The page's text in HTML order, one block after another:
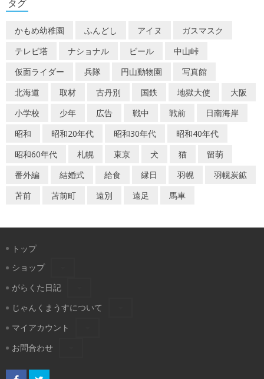
ン
タグ
かもめ幼稚園 ふんどし アイヌ
ガスマスク
テレビ塔
ナショナル ビール
中山峠
仮面ライダー
兵隊 円山動物園
写真館
北海道
取材 古丹別 国鉄 地獄大使
大阪
小学校
少年 広告 戦中 戦前
日南海岸
昭和
昭和20年代 昭和30年代
昭和40年代
昭和60年代
札幌 東京 犬 猫
留萌
番外編
結婚式 給食 縁日 羽幌
羽幌炭鉱
苫前
苫前町 遠別 遠足 馬車
トップ
ショップ
がらくた日記
じゃんくまうすについて
マイアカウント
お問合わせ